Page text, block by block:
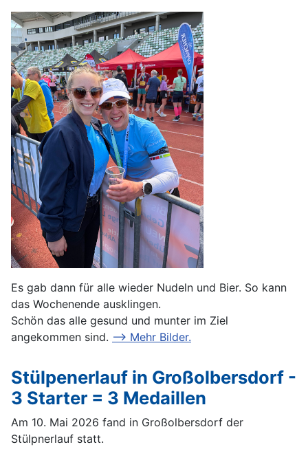
Es gab dann für alle wieder Nudeln und Bier. So kann
das Wochenende ausklingen.
Schön das alle gesund und munter im Ziel
angekommen sind. --> Mehr Bilder.
Stülpenerlauf in Großolbersdorf -
3 Starter = 3 Medaillen
Am 10. Mai 2026 fand in Großolbersdorf der
Stülpnerlauf statt.